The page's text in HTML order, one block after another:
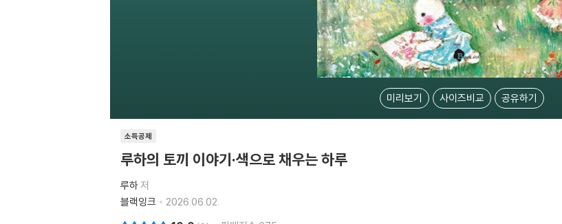
미리보기 사이즈비교 공유하기
소득공제
루하의 토끼 이야기·색으로 채우는 하루
루하저
블랙잉크
2026.06.02.